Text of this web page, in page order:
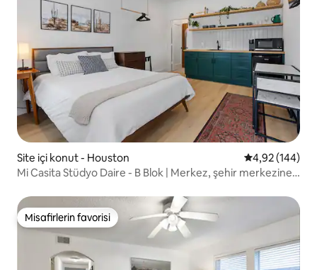
Site içi konut - Houston 5 üzerinden
4,92 (144)
Mi Casita Stüdyo Daire - B Blok | Merkez, şehir merkezine
Misafirlerin favorisi
Misafirlerin favorisi